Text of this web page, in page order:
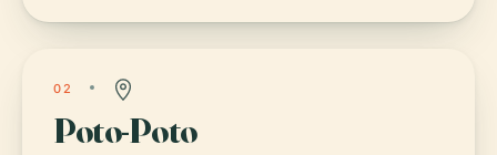
02
Poto-Poto